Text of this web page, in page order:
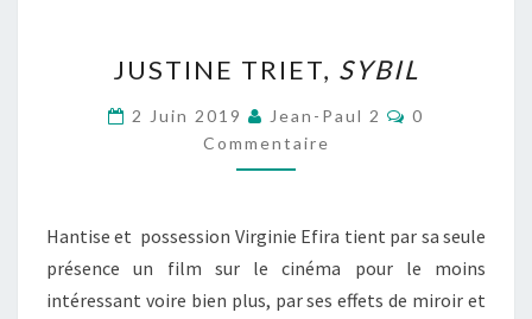
TRIET,
SYBIL
JUSTINE TRIET, SYBIL
2 Juin 2019 Jean-Paul 2
0
Commentaire
Hantise et possession Virginie Efira tient par sa seule
présence un film sur le cinéma pour le moins
intéressant voire bien plus, par ses effets de miroir et